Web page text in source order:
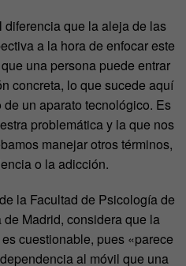
que la aleja de las
a la hora de enfocar este
una persona puede entrar
concreta, lo que sucede aquí
un aparato tecnológico. Es
problemática y la que nos
manejar otros términos,
o la adicción.
la Facultad de Psicología de
Madrid, considera que la
cuestionable, pues «parece
al móvil que una